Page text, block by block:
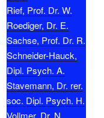
Rief, Prof. Dr. W.
Roediger, Dr. E.
Sachse, Prof. Dr. R.
Schneider-Hauck,
Dipl. Psych. A.
Stavemann, Dr. rer.
soc. Dipl. Psych. H.
Vollmer, Dr. N.